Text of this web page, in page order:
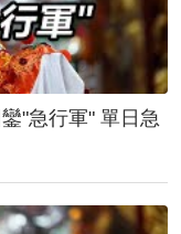
軍" 單日急